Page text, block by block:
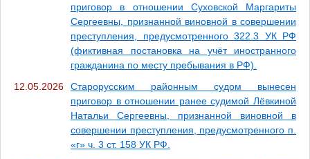
приговор в отношении Суховской Маргариты
Сергеевны, признанной виновной в совершении
преступления, предусмотренного 322.3 УК РФ
(фиктивная постановка на учёт иностранного
гражданина по месту пребывания в РФ).
12.05.2026
Старорусским районным судом вынесен
приговор в отношении ранее судимой Лёвкиной
Натальи Сергеевны, признанной виновной в
совершении преступления, предусмотренного п.
«г» ч. 3 ст. 158 УК РФ.